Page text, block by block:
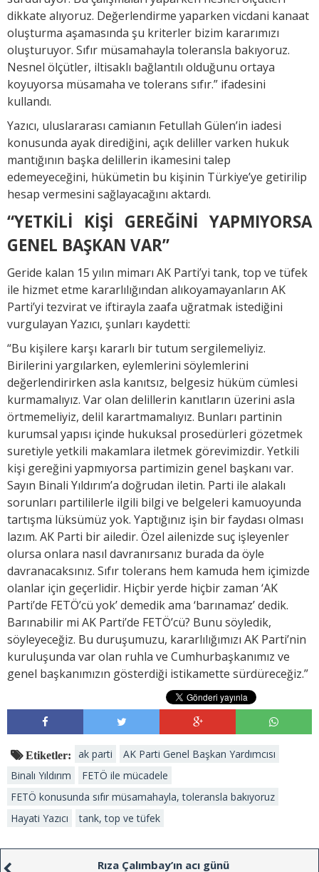
dikkate alıyoruz. Değerlendirme yaparken vicdani kanaat
oluşturma aşamasında şu kriterler bizim kararımızı
oluşturuyor. Sıfır müsamahayla toleransla bakıyoruz.
Nesnel ölçütler, iltisaklı bağlantılı olduğunu ortaya
koyuyorsa müsamaha ve tolerans sıfır.” ifadesini
kullandı.
Yazıcı, uluslararası camianın Fetullah Gülen’in iadesi
konusunda ayak dirediğini, açık deliller varken hukuk
mantığının başka delillerin ikamesini talep
edemeyeceğini, hükümetin bu kişinin Türkiye’ye getirilip
hesap vermesini sağlayacağını aktardı.
“YETKİLİ KİŞİ GEREĞİNİ YAPMIYORSA
GENEL BAŞKAN VAR”
Geride kalan 15 yılın mimarı AK Parti’yi tank, top ve tüfek
ile hizmet etme kararlılığından alıkoyamayanların AK
Parti’yi tezvirat ve iftirayla zaafa uğratmak istediğini
vurgulayan Yazıcı, şunları kaydetti:
“Bu kişilere karşı kararlı bir tutum sergilemeliyiz.
Birilerini yargılarken, eylemlerini söylemlerini
değerlendirirken asla kanıtsız, belgesiz hüküm cümlesi
kurmamalıyız. Var olan delillerin kanıtların üzerini asla
örtmemeliyiz, delil karartmamalıyız. Bunları partinin
kurumsal yapısı içinde hukuksal prosedürleri gözetmek
suretiyle yetkili makamlara iletmek görevimizdir. Yetkili
kişi gereğini yapmıyorsa partimizin genel başkanı var.
Sayın Binali Yıldırım’a doğrudan iletin. Parti ile alakalı
sorunları partililerle ilgili bilgi ve belgeleri kamuoyunda
tartışma lüksümüz yok. Yaptığınız işin bir faydası olması
lazım. AK Parti bir ailedir. Özel ailenizde suç işleyenler
olursa onlara nasıl davranırsanız burada da öyle
davranacaksınız. Sıfır tolerans hem kamuda hem içimizde
olanlar için geçerlidir. Hiçbir yerde hiçbir zaman ‘AK
Parti’de FETÖ’cü yok’ demedik ama ‘barınamaz’ dedik.
Barınabilir mi AK Parti’de FETÖ’cü? Bunu söyledik,
söyleyeceğiz. Bu duruşumuzu, kararlılığımızı AK Parti’nin
kuruluşunda var olan ruhla ve Cumhurbaşkanımız ve
genel başkanımızın gösterdiği istikamette sürdüreceğiz.”
Etiketler: ak parti
AK Parti Genel Başkan Yardımcısı
Binalı Yıldırım
FETÖ ile mücadele
FETÖ konusunda sıfır müsamahayla, toleransla bakıyoruz
Hayati Yazıcı
tank, top ve tüfek
Rıza Çalımbay’ın acı günü